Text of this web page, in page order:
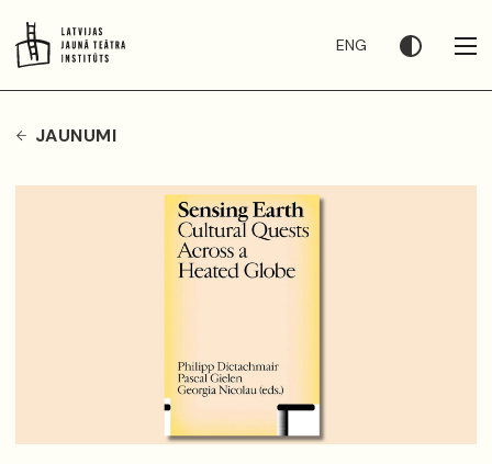
ENG
JAUNUMI